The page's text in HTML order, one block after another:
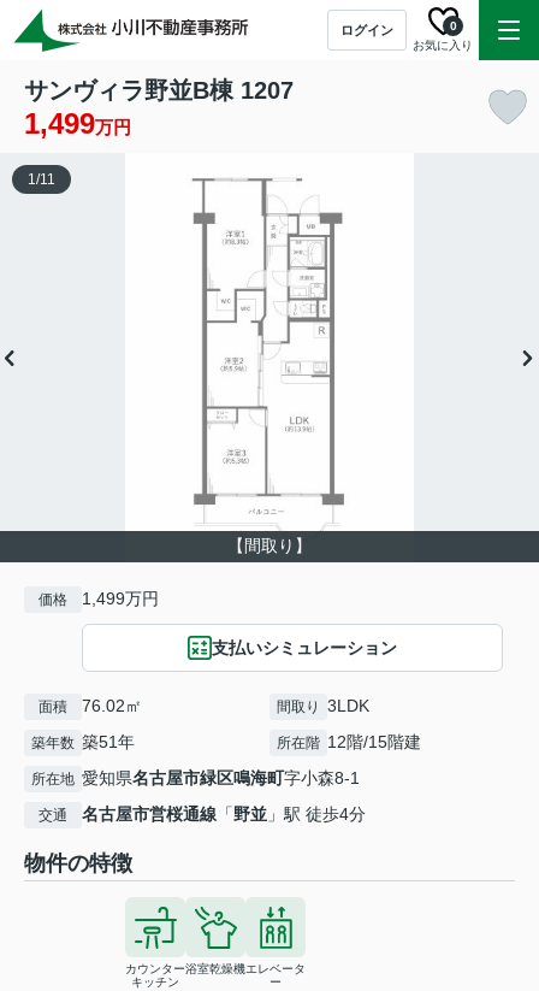
ログイン
お気に入り
0
サンヴィラ野並B棟 1207
1,499万円
【間取り】
1/11
価格 1,499万円
支払いシミュレーション
面積 76.02㎡ 間取り 3LDK
築年数 築51年 所在階 12階/15階建
所在地 愛知県名古屋市緑区鳴海町字小森8-1
交通 名古屋市営桜通線 「野並 」駅 徒歩4分
物件の特徴
カウンター
キッチン
浴室乾燥機エレベータ
ー